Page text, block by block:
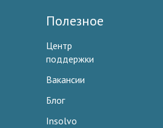
Полезное
Центр
поддержки
Вакансии
Блог
Insolvo